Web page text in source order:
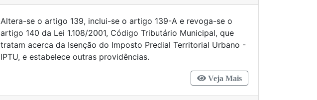
Altera-se o artigo 139, inclui-se o artigo 139-A e revoga-se o
artigo 140 da Lei 1.108/2001, Código Tributário Municipal, que
tratam acerca da Isenção do Imposto Predial Territorial Urbano -
IPTU, e estabelece outras providências.
Veja Mais